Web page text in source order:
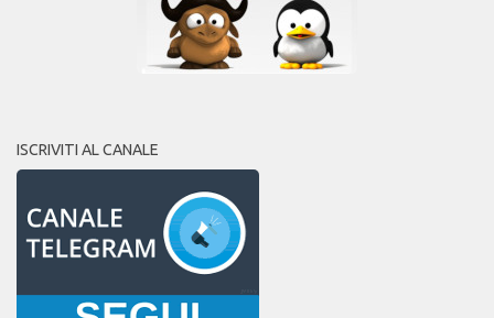
ISCRIVITI AL CANALE